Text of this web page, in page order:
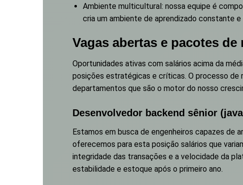
Ambiente multicultural: nossa equipe é
cria um ambiente de aprendizado constante e
Vagas abertas e pacotes de
Oportunidades ativas com salários acima da
posições estratégicas e críticas. O processo de
departamentos que são o motor do nosso
Desenvolvedor backend sênior
Estamos em busca de engenheiros capazes
oferecemos para esta posição salários que
integridade das transações e a velocidade da
estabilidade e estoque após o primeiro ano.